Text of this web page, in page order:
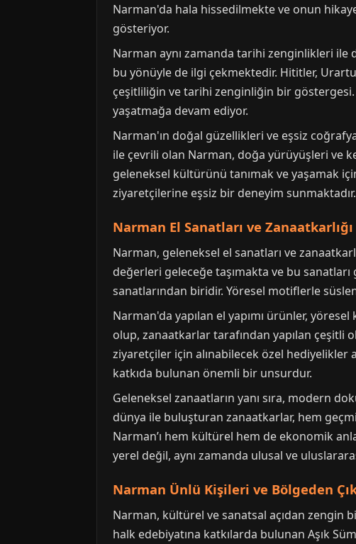
Narman'da hala hissedilmekte ve onun
gösteriyor.
Narman aynı zamanda tarihi zenginlikleri
bu yönüyle de ilgi çekmektedir. Hititler,
çeşitliliğin ve tarihi zenginliğin bir göstergesi.
yaşatmağa devam ediyor.
Narman'ın doğal güzellikleri ve eşsiz
ile çevrili olan Narman, doğa yürüyüşleri ve
geleneksel kültürünü tanımak ve yaşamak
ziyaretçilerine eşsiz bir deneyim sunmaktadır.
Narman El Sanatları ve Zanaatkarlığı
Narman, geleneksel el sanatları ve
değerleri geleceğe taşımakta ve bu
sanatlarından biridir. Yöresel motiflerle
Narman'da yapılan el yapımı ürünler,
olup, zanaatkarlar tarafından yapılan çeşitli
ziyaretçiler için alınabilecek özel hediyelikler
katkıda bulunan önemli bir unsurdur.
Geleneksel zanaatların yanı sıra, modern
dünya ile buluşturan zanaatkarlar, hem
Narman’ı hem kültürel hem de ekonomik
yerel değil, aynı zamanda ulusal ve
Narman Ünlü Kişileri ve Bölgeden
Narman, kültürel ve sanatsal açıdan zengin
halk edebiyatına katkılarda bulunan Aşık